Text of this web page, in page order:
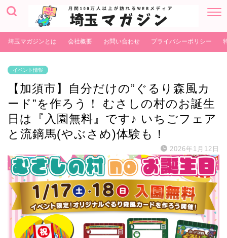
埼玉マガジンとは 会社概要 お問い合わせ プライバシーポリシー
イベント情報
【加須市】自分だけの”ぐるり森風カ
ード”を作ろう！ むさしの村のお誕生
日は『入園無料』です♪ いちごフェア
と流鏑馬(やぶさめ)体験も！
2026年1月12日